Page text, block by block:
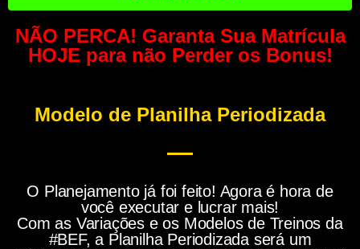
NÃO PERCA! Garanta Sua Matrícula
HOJE para não Perder os Bonus!
Modelo de Planilha Periodizada
O Planejamento já foi feito! Agora é hora de
você executar e lucrar mais!
Com as Variações e os Modelos de Treinos da
#BEF, a Planilha Periodizada será um